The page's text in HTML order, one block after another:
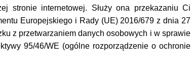
stronie internetowej. Służy ona przekazaniu Ci
Europejskiego i Rady (UE) 2016/679 z dnia 27
z przetwarzaniem danych osobowych i w sprawie
95/46/WE (ogólne rozporządzenie o ochronie